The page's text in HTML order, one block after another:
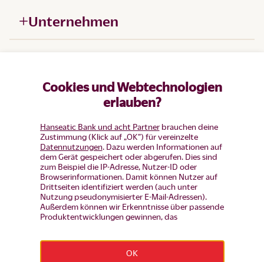
Cookies und Webtechnologien
erlauben?
Hanseatic Bank und acht Partnerbrauchen deine
Zustimmung (Klick auf „OK”) für vereinzelte
Datennutzungen. Dazu werden Informationen auf
dem Gerät gespeichert oder abgerufen. Dies sind
zum Beispiel die IP-Adresse, Nutzer-ID oder
Browserinformationen. Damit können Nutzer auf
Drittseiten identifiziert werden (auch unter
Nutzung pseudonymisierter E-Mail-Adressen).
Außerdem können wir Erkenntnisse über passende
Produktentwicklungen gewinnen, das
und Werbung wiederansprechen, die noch keinen
OK
Unternehmen
Produkte
|Datenschutz-Einstellungen